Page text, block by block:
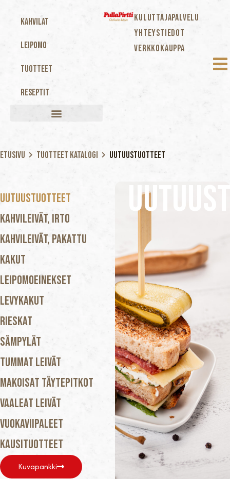
Kahvilat
Leipomo
Tuotteet
Reseptit
KULUTTAJAPALVELU
YHTEYSTIEDOT
VERKKOKAUPPA
Etusivu Tuotteet katalogi Uutuustuotteet
Uutuustuotteet
Kahvileivät, Irto
Kahvileivät, Pakattu
Kakut
Leipomoeinekset
Levykakut
Rieskat
Sämpylät
Tummat Leivät
Makoisat Täytepitkot
Vaaleat Leivät
Vuokaviipaleet
Kausituotteet
Kuvapankki